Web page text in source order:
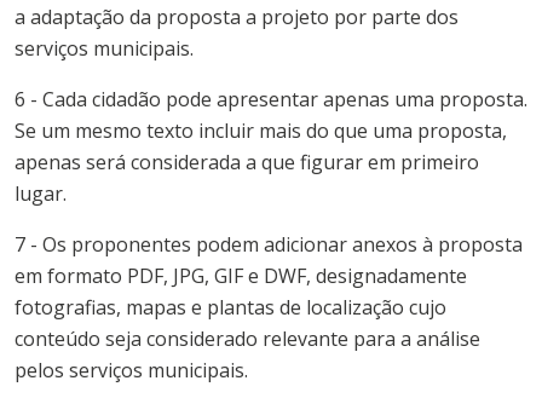
a adaptação da proposta a projeto por parte dos
serviços municipais.
6 - Cada cidadão pode apresentar apenas uma proposta.
Se um mesmo texto incluir mais do que uma proposta,
apenas será considerada a que figurar em primeiro
lugar.
7 - Os proponentes podem adicionar anexos à proposta
em formato PDF, JPG, GIF e DWF, designadamente
fotografias, mapas e plantas de localização cujo
conteúdo seja considerado relevante para a análise
pelos serviços municipais.